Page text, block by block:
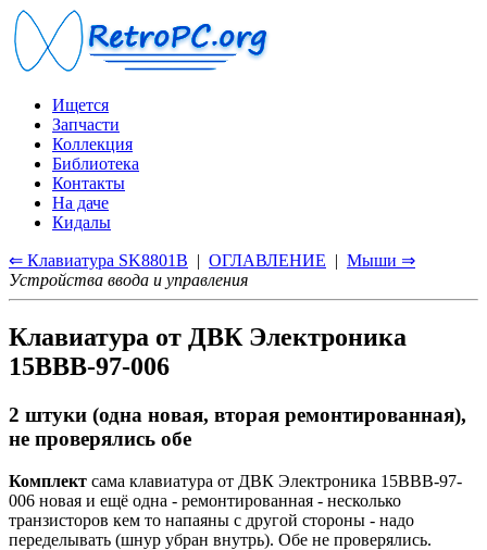
Ищется
Запчасти
Коллекция
Библиотека
Контакты
На даче
Кидалы
⇐ Клавиатура SK8801B | ОГЛАВЛЕНИЕ | Мыши ⇒
Устройства ввода и управления
Клавиатура от ДВК Электроника
15ВВВ-97-006
2 штуки (одна новая, вторая ремонтированная),
не проверялись обе
Комплект сама клавиатура от ДВК Электроника 15ВВВ-97-
006 новая и ещё одна - ремонтированная - несколько
транзисторов кем то напаяны с другой стороны - надо
переделывать (шнур убран внутрь). Обе не проверялись.